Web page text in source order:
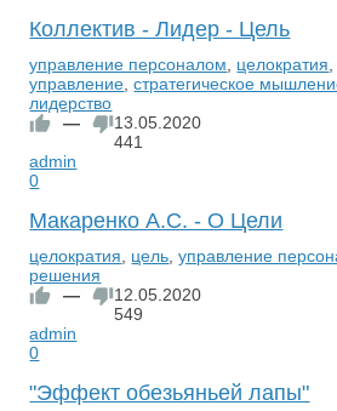
Коллектив - Лидер - Цель
управление персоналом целократия
управление ,стратегическое
лидерство
—
13.05.2020
441
admin
0
Макаренко А.С. - О Цели
целократия цель ,управление
решения
—
12.05.2020
549
admin
0
"Эффект обезьяньей лапы"